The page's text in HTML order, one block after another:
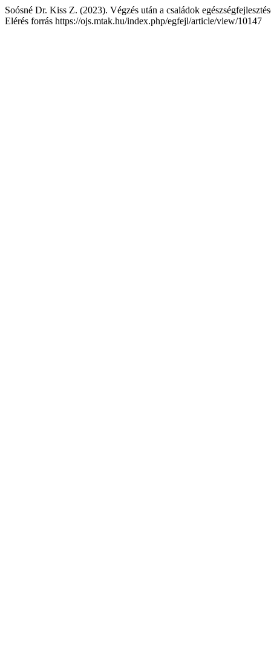
Soósné Dr. Kiss Z. (2023). Végzés után a családok
Elérés forrás https://ojs.mtak.hu/index.php/egfejl/article/view/10147